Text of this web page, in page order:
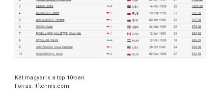
Két magyar is a top 10-ben
Forrás: itftennis.com